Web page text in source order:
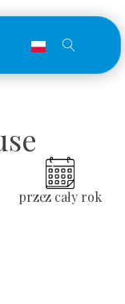
przez cały rok